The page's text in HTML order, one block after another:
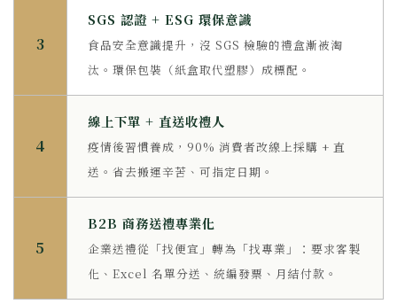
3
SGS 認證 + ESG 環保意識
食品安全意識提升，沒 SGS 檢驗的禮盒漸被淘
汰。環保包裝（紙盒取代塑膠）成標配。
4
線上下單 + 直送收禮人
疫情後習慣養成，90% 消費者改線上採購 + 直
送。省去搬運辛苦、可指定日期。
5
B2B 商務送禮專業化
企業送禮從「找便宜」轉為「找專業」：要求客製
化、Excel 名單分送、統編發票、月結付款。